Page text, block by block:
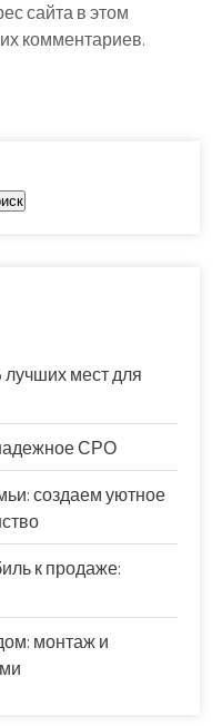
сайта в этом
комментариев.
лучших мест для
СРО
создаем уютное
к продаже:
монтаж и